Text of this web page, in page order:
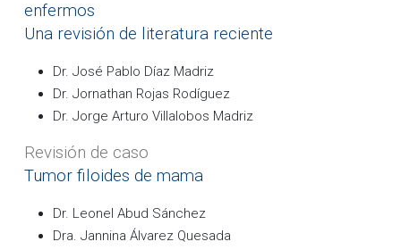
enfermos
Una revisión de literatura reciente
Dr. José Pablo Díaz Madriz
Dr. Jornathan Rojas Rodíguez
Dr. Jorge Arturo Villalobos Madriz
Revisión de caso
Tumor filoides de mama
Dr. Leonel Abud Sánchez
Dra. Jannina Álvarez Quesada